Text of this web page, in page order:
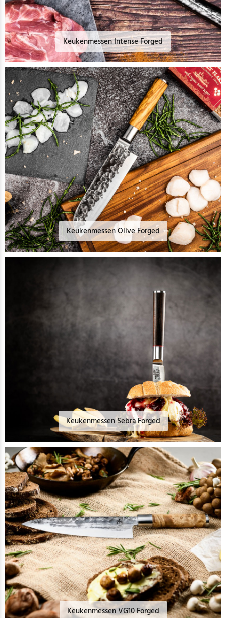
Keukenmessen Intense Forged
Keukenmessen Olive Forged
Keukenmessen Sebra Forged
Keukenmessen VG10 Forged